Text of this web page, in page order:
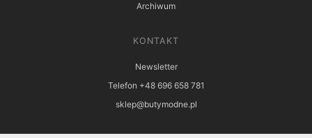
Archiwum
KONTAKT
Newsletter
Telefon +48 696 658 781
sklep@butymodne.pl